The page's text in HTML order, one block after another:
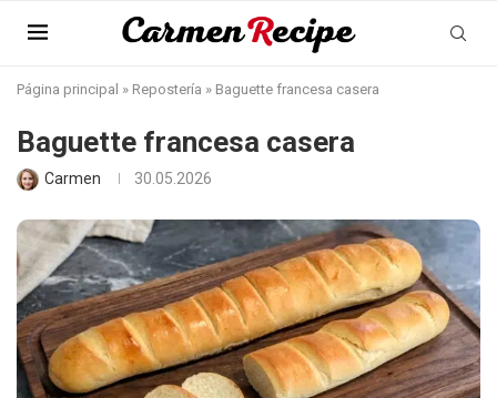
Página principal » Repostería » Baguette francesa casera
Baguette francesa casera
Carmen 30.05.2026